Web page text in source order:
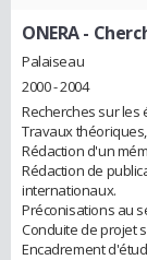
ONERA-
Palaiseau
2000 - 2004
Recherches sur
Travaux
Rédaction d'un
Rédaction de
internationaux.
Préconisations au
Conduite de projet
Encadrement